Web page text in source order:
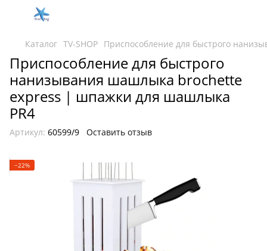
Каталог TV-SHOP Приспособление для быстрого
Приспособление для быстрого
нанизывания шашлыка brochette
express | шпажки для шашлыка
PR4
Артикул: 60599/9 Оставить отзыв
−22%